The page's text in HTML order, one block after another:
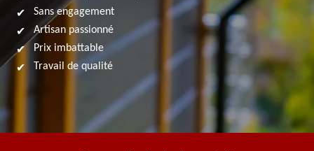
Sans engagement
Artisan passionné
Prix imbattable
Travail de qualité